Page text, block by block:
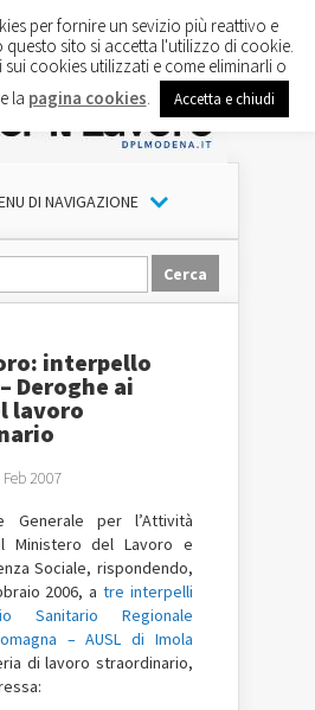
DI NAVIGAZIONE
interpello
Deroghe ai
lavoro
2007
Generale per l’Attività
Ministero del Lavoro e
Sociale, rispondendo,
2006, atre interpelli
Sanitario Regionale
– AUSL di Imola
di lavoro straordinario,
per fornire un sevizio più reattivo e
sito si accetta l'utilizzo di cookie.
cookies utilizzati e come eliminarli o
la pagina cookies Accetta e chiudi